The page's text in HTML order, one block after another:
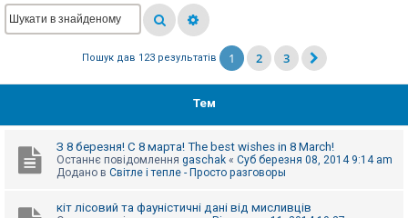
с
т
р
я
е
и
з
Пошук дав 123 результатів 1 2 3
Тем
З 8 березня! С 8 марта! The best wishes in 8 March!
Останнє повідомлення gaschak « Суб березня 08, 2014 9:14 am
Додано в Світле і тепле - Просто разговоры
кіт лісовий та фауністичні дані від мисливців